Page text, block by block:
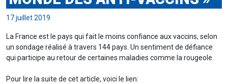
17 juillet 2019
La France est le pays qui fait le moins confiance aux vaccins, selon
un sondage réalisé à travers 144 pays. Un sentiment de défiance
qui participe au retour de certaines maladies comme la rougeole.
Pour lire la suite de cet article, voici le lien: